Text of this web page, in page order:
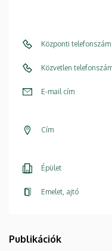
Központi telefonszám
Közvetlen
E-mail cím
Cím
Épület
Emelet, ajtó
Publikációk